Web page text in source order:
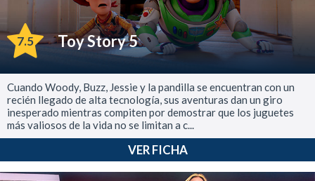
7.5 Toy Story 5
Cuando Woody, Buzz, Jessie y la pandilla se encuentran con un
recién llegado de alta tecnología, sus aventuras dan un giro
inesperado mientras compiten por demostrar que los juguetes
más valiosos de la vida no se limitan a c...
VER FICHA